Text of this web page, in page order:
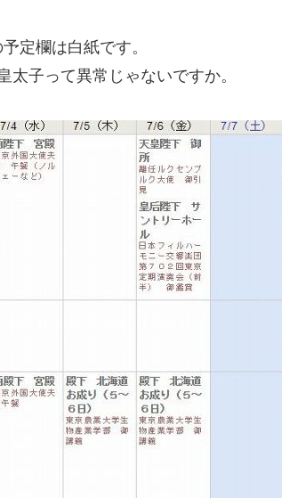
定欄は白紙です。
子って異常じゃないですか。